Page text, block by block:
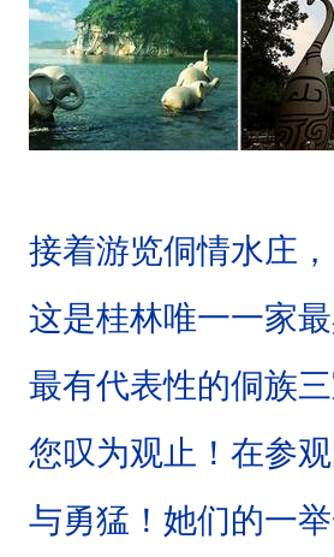
接着游览侗情水庄，
这是桂林唯一一家
最有代表性的侗族
您叹为观止！在参
与勇猛！她们的一